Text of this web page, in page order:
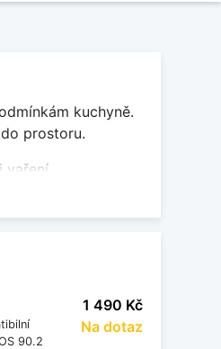
kuchyně.
prostoru.
přes
90.2
1 490 Kč
Na dotaz